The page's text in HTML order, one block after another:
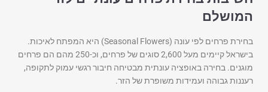
המושלם
בחירת פרחים לפי עונה (Seasonal Flowers) היא המפתח לאיכות.
בישראל קיימים מעל 2,600 סוגים של פרחים, וכ-250 מהם הם פרחים
מוגנים. בחירה באופציה עונתית מבטיחה חיבור רגשי עמוק לתקופה,
רעננות גבוהה ועמידות משופרת של הזר.